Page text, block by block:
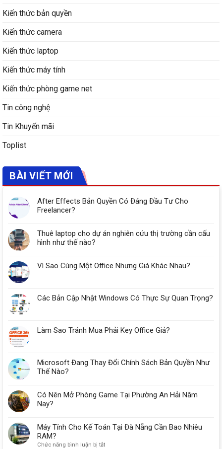
Kiến thức bản quyền
Kiến thức camera
Kiến thức laptop
Kiến thức máy tính
Kiến thức phòng game net
Tin công nghệ
Tin Khuyến mãi
Toplist
BÀI VIẾT MỚI
After Effects Bản Quyền Có Đáng Đầu Tư Cho
Freelancer?
Thuê laptop cho dự án nghiên cứu thị trường cần cấu
hình như thế nào?
Vì Sao Cùng Một Office Nhưng Giá Khác Nhau?
Các Bản Cập Nhật Windows Có Thực Sự Quan Trọng?
Làm Sao Tránh Mua Phải Key Office Giả?
Microsoft Đang Thay Đổi Chính Sách Bản Quyền Như
Thế Nào?
Có Nên Mở Phòng Game Tại Phường An Hải Năm
Nay?
Máy Tính Cho Kế Toán Tại Đà Nẵng Cần Bao Nhiêu
RAM?
Chức năng bình luận bị tắtở